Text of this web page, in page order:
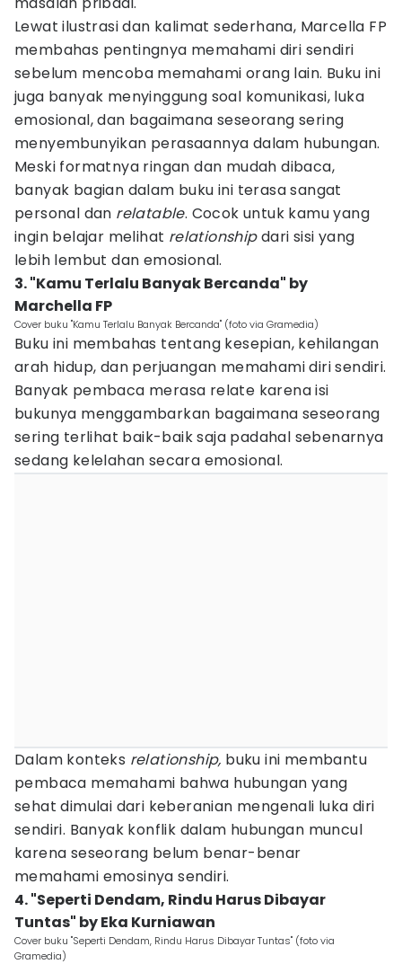
Lewat ilustrasi dan kalimat sederhana, Marcella FP
membahas pentingnya memahami diri sendiri
sebelum mencoba memahami orang lain. Buku ini
juga banyak menyinggung soal komunikasi, luka
emosional, dan bagaimana seseorang sering
menyembunyikan perasaannya dalam hubungan.
Meski formatnya ringan dan mudah dibaca,
banyak bagian dalam buku ini terasa sangat
personal dan relatable. Cocok untuk kamu yang
ingin belajar melihat relationshipdari sisi yang
lebih lembut dan emosional.
3. "Kamu Terlalu Banyak Bercanda" by
Marchella FP
Cover buku "Kamu Terlalu Banyak Bercanda" (foto via Gramedia)
Buku ini membahas tentang kesepian, kehilangan
arah hidup, dan perjuangan memahami diri sendiri.
Banyak pembaca merasa relate karena isi
bukunya menggambarkan bagaimana seseorang
sering terlihat baik-baik saja padahal sebenarnya
sedang kelelahan secara emosional.
Dalam konteks relationship, buku ini membantu
pembaca memahami bahwa hubungan yang
sehat dimulai dari keberanian mengenali luka diri
sendiri. Banyak konflik dalam hubungan muncul
karena seseorang belum benar-benar
memahami emosinya sendiri.
4. "Seperti Dendam, Rindu Harus Dibayar
Tuntas" by Eka Kurniawan
Cover buku "Seperti Dendam, Rindu Harus Dibayar Tuntas" (foto via
Gramedia)